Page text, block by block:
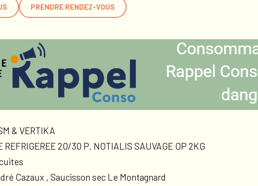
PRENDRE RENDEZ-VOUS
& VERTIKA
REFRIGEREE 20/30 P. NOTIALIS SAUVAGE OP 2KG
Cazaux , Saucisson sec Le Montagnard